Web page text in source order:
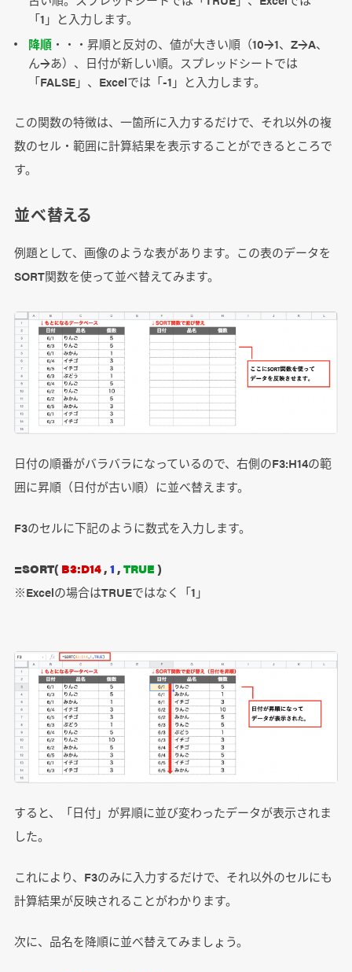
「1」と入力します。
降順・・・昇順と反対の、値が大きい順（10→1、Z→A、
ん→あ）、日付が新しい順。スプレッドシートでは
「FALSE」、Excelでは「-1」と入力します。
この関数の特徴は、一箇所に入力するだけで、それ以外の複
数のセル・範囲に計算結果を表示することができるところで
す。
並べ替える
例題として、画像のような表があります。この表のデータを
SORT関数を使って並べ替えてみます。
日付の順番がバラバラになっているので、右側のF3:H14の範
囲に昇順（日付が古い順）に並べ替えます。
F3のセルに下記のように数式を入力します。
=SORT( B3:D14,1 ,TRUE)
※Excelの場合はTRUEではなく「1」
すると、「日付」が昇順に並び変わったデータが表示されま
した。
これにより、F3のみに入力するだけで、それ以外のセルにも
計算結果が反映されることがわかります。
次に、品名を降順に並べ替えてみましょう。